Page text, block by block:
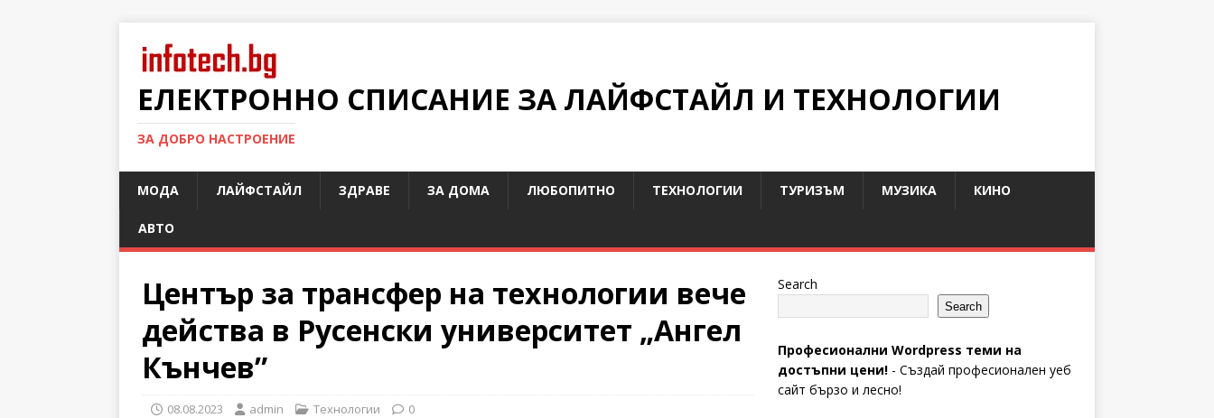
ЕЛЕКТРОННО СПИСАНИЕ ЗА ЛАЙФСТАЙЛ И ТЕХНОЛОГИИ
ЗА ДОБРО НАСТРОЕНИЕ
МОДА ЛАЙФСТАЙЛ ЗДРАВЕ ЗА ДОМА ЛЮБОПИТНО ТЕХНОЛОГИИ ТУРИЗЪМ МУЗИКА КИНО
АВТО
Център за трансфер на технологии вече
действа в Русенски университет „Ангел
Кънчев”
08.08.2023 admin Технологии 0
Search
Search
Професионални Wordpress теми на
достъпни цени!- Създай професионален уеб
сайт бързо и лесно!